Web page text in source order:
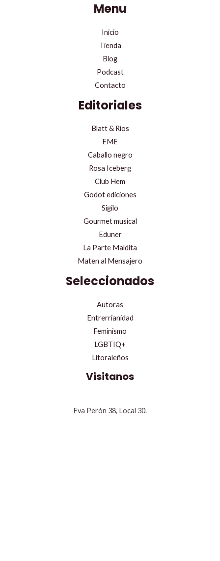
Menu
Inicio
Tienda
Blog
Podcast
Contacto
Editoriales
Blatt & Rios
EME
Caballo negro
Rosa Iceberg
Club Hem
Godot ediciones
Sigilo
Gourmet musical
Eduner
La Parte Maldita
Maten al Mensajero
Seleccionados
Autoras
Entrerrianidad
Feminismo
LGBTIQ+
Litoraleños
Visitanos
Eva Perón 38, Local 30.